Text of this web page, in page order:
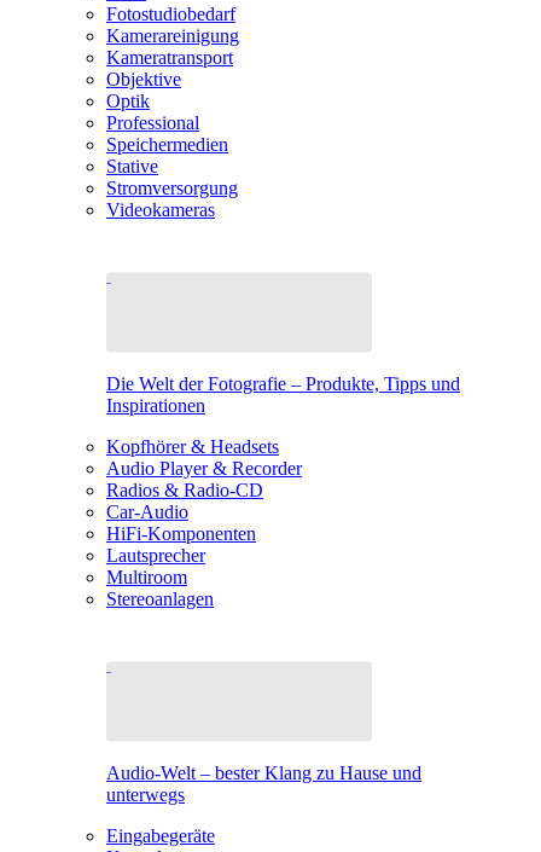
Fotostudiobedarf
Kamerareinigung
Kameratransport
Objektive
Optik
Professional
Speichermedien
Stative
Stromversorgung
Videokameras
Die Welt der Fotografie – Produkte, Tipps und
Inspirationen
Kopfhörer & Headsets
Audio Player & Recorder
Radios & Radio-CD
Car-Audio
HiFi-Komponenten
Lautsprecher
Multiroom
Stereoanlagen
Audio-Welt – bester Klang zu Hause und
unterwegs
Eingabegeräte